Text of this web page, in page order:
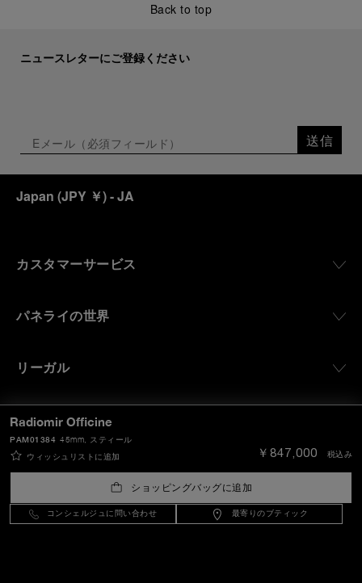
Radiomir Officine
45mm , スティール
PAM01384
ウィッシュリストに追加 ￥847,000 税込み
ショッピングバッグに追加
コンシェルジュに問い合わせ 最寄りのブティック
Back to top
ニュースレターにご登録ください
送信
Japan (JPY ￥)- JA
カスタマーサービス
パネライの世界
リーガル
エクストラ
ご連絡をお待ちしております
お困りですか？